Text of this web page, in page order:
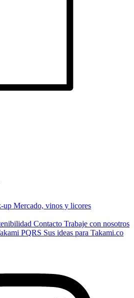
up Mercado, vinos y licores
Contacto Trabaje con nosotros
PQRS Sus ideas para Takami.co